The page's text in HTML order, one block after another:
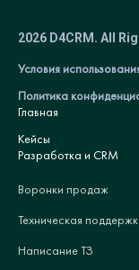
2026 D4CRM. All
Условия
Политика
Главная
Кейсы
Разработка и CRM
Воронки продаж
Техническая
Написание ТЗ